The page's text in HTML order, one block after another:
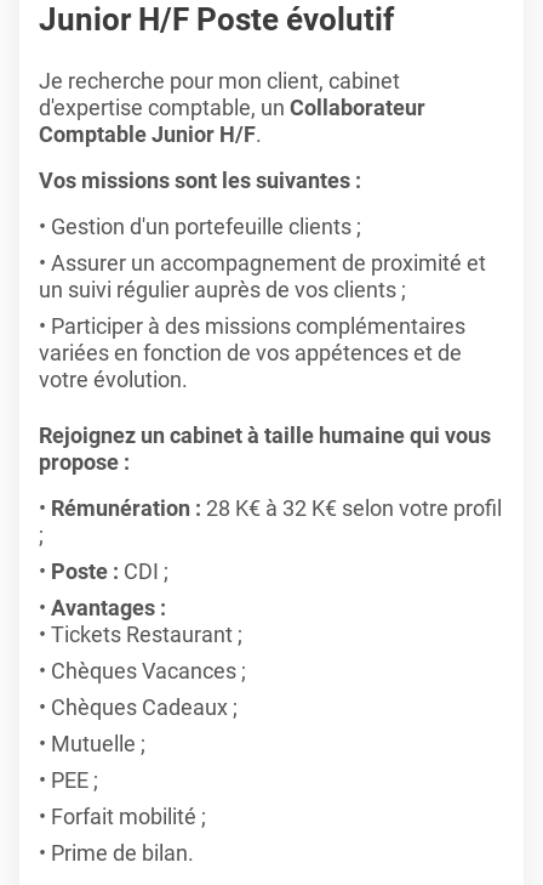
Junior H/F Poste évolutif
Je recherche pour mon client, cabinet
d'expertise comptable, un Collaborateur
Comptable Junior H/F.
Vos missions sont les suivantes :
Gestion d'un portefeuille clients ;
Assurer un accompagnement de proximité et
un suivi régulier auprès de vos clients ;
Participer à des missions complémentaires
variées en fonction de vos appétences et de
votre évolution.
Rejoignez un cabinet à taille humaine qui vous
propose :
Rémunération : 28 K€ à 32 K€ selon votre profil
;
Poste : CDI ;
Avantages :
Tickets Restaurant ;
Chèques Vacances ;
Chèques Cadeaux ;
Mutuelle ;
PEE ;
Forfait mobilité ;
Prime de bilan.